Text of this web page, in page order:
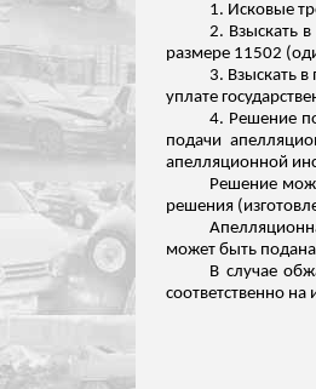
1. Исковые
2. Взыскать
размере 11502
3. Взыскать
уплате
4. Решение
подачи
апелляционной
Решение
решения
может быть
В случае
соответственно